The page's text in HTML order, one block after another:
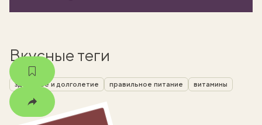
Вкусные теги
здоровье и долголетие правильное питание витамины